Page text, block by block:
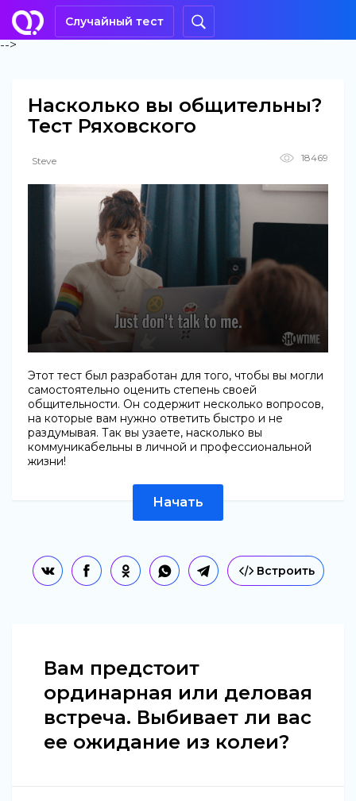
Случайный тест
-->
Насколько вы общительны?
Тест Ряховского
Steve 18469
Этот тест был разработан для того, чтобы вы могли
самостоятельно оценить степень своей
общительности. Он содержит несколько вопросов,
на которые вам нужно ответить быстро и не
раздумывая. Так вы узаете, насколько вы
коммуникабельны в личной и профессиональной
жизни!
Начать
Встроить
Вам предстоит
ординарная или деловая
встреча. Выбивает ли вас
ее ожидание из колеи?